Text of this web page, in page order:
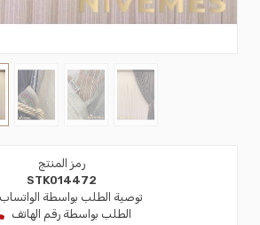
رمز المنتج
STK014472
توصية الطلب بواسطة الواتساب
الطلب بواسطة رقم الهاتف